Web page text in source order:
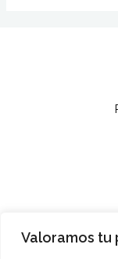
Valoramos tu